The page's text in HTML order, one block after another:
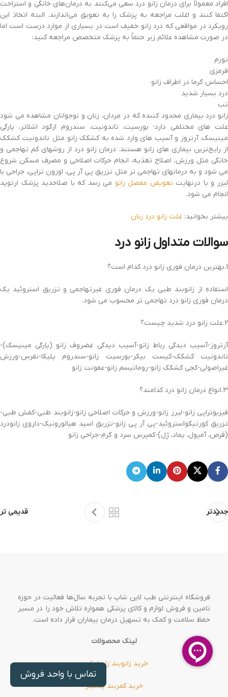
افراد معمولاً برای درمان زانو درد سعی می‌کنند به درمان‌های خانگی و استراحت
اکتفا کنند و اغلب مراجعه به پزشک را به تعویق می‌اندازند. البته اتخاذ این
رویکرد در مواقعی که درد زانو خفیف است در بسیاری از موارد درست است اما
در صورت مشاهده علائم زیر حتماً به پزشک متخصص مراجعه کنید:
تورم
قرمزی
احساس گرما در اطراف زانو
درد بسیار شدید
تب
زانو درد بیماری محدود کننده که در مردان، زنان و نوجوانان مشاهده می شود
علت های مختلفی دارد؛ بورسیت، تاندونیت، سندروم ازگود اشلاتر، پارگی
مینیسک، آرتروز و آسیب های وارد شده به کشکک زانو مثل تاندونیت کشکک
از رایج‌ترین بیماری های زانو هستند. درمان زانو درد از روشهای کم تهاجمی و
خانگی مثل ورزش، اصلاح تغذیه، انجام حرکات اصلاحی و مصرف مسکن شروع
می شود و به درمانهای تهاجمی تر مثل تزریق پی آر پی، اوزون تراپی، جراحی با
لیزر و یا درنهایت تعویض مفصل زانو می رسد که با صلاحدید پزشک ارتوپد
انجام می شود.
بیشتر بخوانید: علت زانو درد زنان
سوالات متداول زانو درد
1.بهترین درمان فوری زانو درد کدام است؟
استفاده از زانوبند طبی یک درمان فوری غیرتهاجمی و تزریق استروئید یک
درمان فوری زانو درد تهاجمی تر محسوب می شود.
2.علت زانو درد شدید چیست؟
آرتروز-آسیب دیدگی رباط زانو-آسیب دیدگی غضروف زانو (پارگی مینیسک)-
تاندونیت کشکک-کیست بیکر-بورسیت زانو-سندروم پلیکا-نقرس-ورزش
غیراصولی-کجی کشکک زانو-روماتیسم زانو-عفونت زانو
3.انواع درمان زانو درد کدامند؟
فیزیوتراپی زانو-لیرز زانو-ورزش و حرکات اصلاحی زانو-زانوبند طبی-کفش طبی-
تزریق کورتیکواستروئید-پی آر پی زانو-تزریق اسید هیالورونیک-داروی زانودرد
(قرص، آمپول، پماد، ژل)-کمپرس سرد و گرم-جراحی زانو
جدیدتر قدیمی تر
فروشگاه اینترنتی طب لاین شاپ با تجربه سال‌ها فعالیت در حوزه
تامین و فروش لوازم و کالای پزشکی همواره تلاش خود را در مسیر
حفظ سلامت و کمک به تسهیل درمان بیماران قرار داده است.
لینک محصولات
خرید زانوبند زاپیامکس
خرید کمربند پلاتینر
تماس با واحد فروش